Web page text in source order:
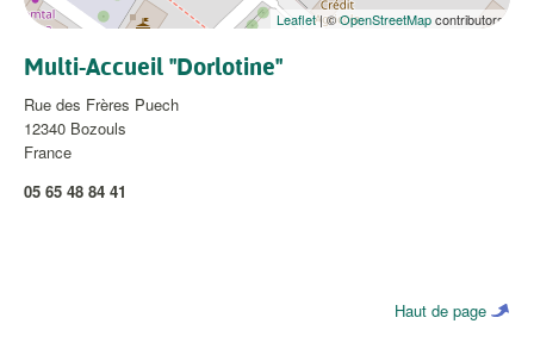
Leaflet| ©OpenStreetMapcontributors
Multi-Accueil "Dorlotine"
Rue des Frères Puech
12340 Bozouls
France
05 65 48 84 41
Haut de page